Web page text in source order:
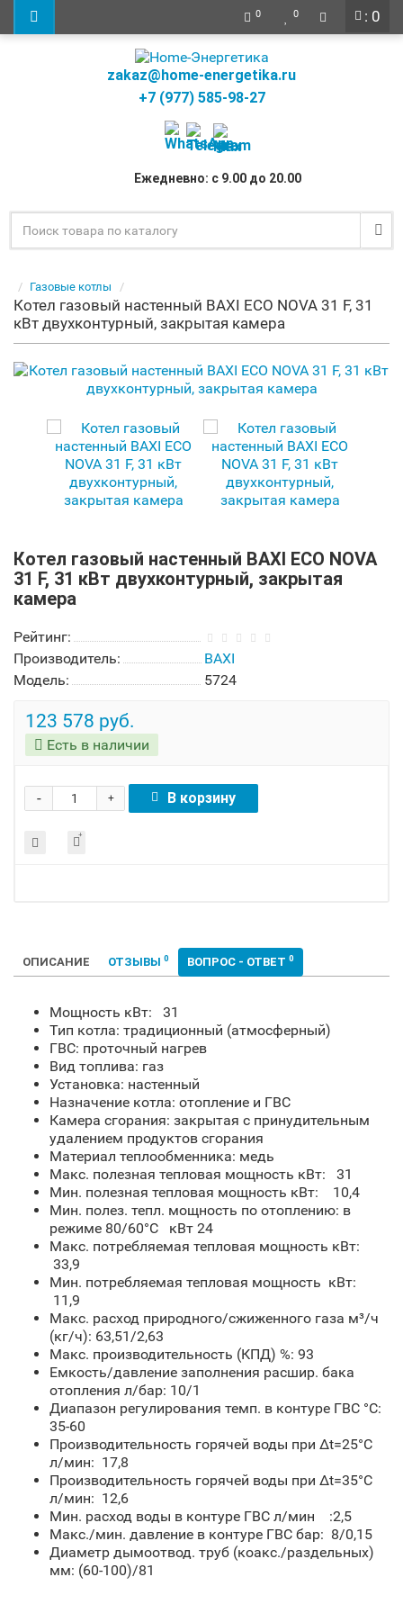
: 0
0 0
zakaz@home-energetika.ru
+7 (977) 585-98-27
Ежедневно: с 9.00 до 20.00
Газовые котлы
Котел газовый настенный BAXI ECO NOVA 31 F, 31
кВт двухконтурный, закрытая камера
Котел газовый настенный BAXI ECO NOVA
31 F, 31 кВт двухконтурный, закрытая
камера
Рейтинг:
Производитель:
BAXI
Модель:
5724
123 578 руб.
Есть в наличии
+
- В корзину
ОПИСАНИЕ ОТЗЫВЫ 0 ВОПРОС - ОТВЕТ 0
Мощность кВт: 31
Тип котла: традиционный (атмосферный)
ГВС: проточный нагрев
Вид топлива: газ
Установка: настенный
Назначение котла: отопление и ГВС
Камера сгорания: закрытая с принудительным
удалением продуктов сгорания
Материал теплообменника: медь
Макс. полезная тепловая мощность кВт: 31
Мин. полезная тепловая мощность кВт: 10,4
Мин. полез. тепл. мощность по отоплению: в
режиме 80/60°С кВт 24
Макс. потребляемая тепловая мощность кВт:
33,9
Мин. потребляемая тепловая мощность кВт:
11,9
Макс. расход природного/сжиженного газа м³/ч
(кг/ч): 63,51/2,63
Макс. производительность (КПД) %: 93
Емкость/давление заполнения расшир. бака
отопления л/бар: 10/1
Диапазон регулирования темп. в контуре ГВС °С:
35-60
Производительность горячей воды при Δt=25°С
л/мин: 17,8
Производительность горячей воды при Δt=35°С
л/мин: 12,6
Мин. расход воды в контуре ГВС л/мин :2,5
Макс./мин. давление в контуре ГВС бар: 8/0,15
Диаметр дымоотвод. труб (коакс./раздельных)
мм: (60-100)/81